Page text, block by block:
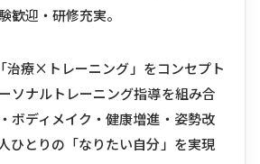
歓迎・研修充実。
治療×トレーニング」をコンセプト
ソナルトレーニング指導を組み合
ボディメイク・健康増進・姿勢改
ひとりの「なりたい自分」を実現